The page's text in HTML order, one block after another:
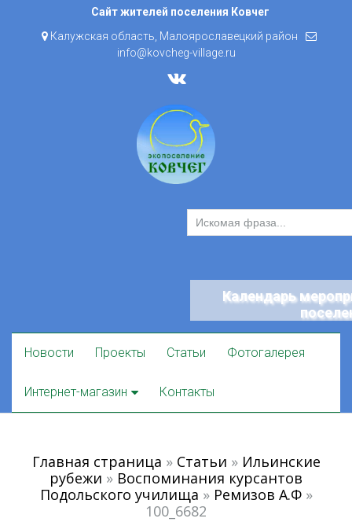
Skip
content
Сайт жителей поселения Ковчег
Калужская область, Малоярославецкий район
info@kovcheg-village.ru
Календарь
Новости Проекты Статьи Фотогалерея
Интернет-магазин Контакты
Главная страница » Статьи » Ильинские
рубежи » Воспоминания курсантов
Подольского училища » Ремизов А.Ф»
100_6682